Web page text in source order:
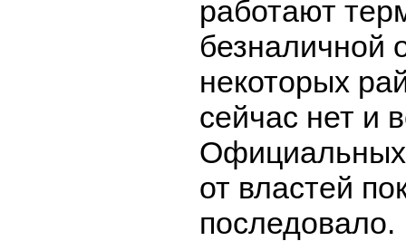
работают
безналичной
некоторых
сейчас нет и
от властей
последовало.